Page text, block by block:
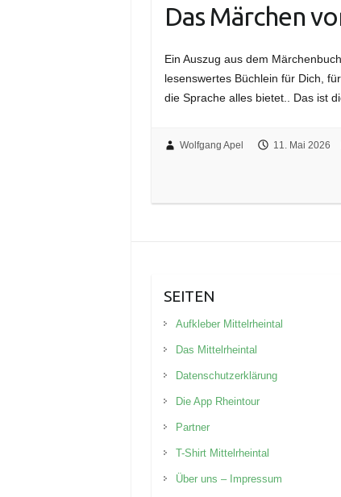
Das Märchen
Ein Auszug aus dem
lesenswertes Büchlein für Dich,
die Sprache alles bietet.. Das ist
Wolfgang Apel 11. Mai 2026
SEITEN
Aufkleber Mittelrheintal
Das Mittelrheintal
Datenschutzerklärung
Die App Rheintour
Partner
T-Shirt Mittelrheintal
Über uns – Impressum